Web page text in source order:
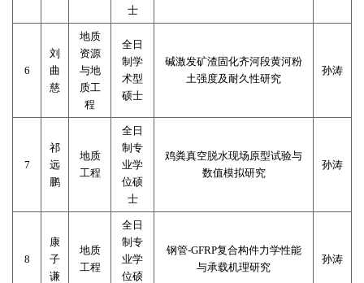
士
6
刘
曲
慈
地质
资源
与地
质工
程
全日
制学
术型
硕士
碱激发矿渣固化齐河段黄河粉
土强度及耐久性研究
孙涛
7
祁
远
鹏
地质
工程
全日
制专
业学
位硕
士
鸡粪真空脱水现场原型试验与
数值模拟研究
孙涛
8
康
子
谦
地质
工程
全日
制专
业学
位硕
钢管-GFRP复合构件力学性能
与承载机理研究
孙涛